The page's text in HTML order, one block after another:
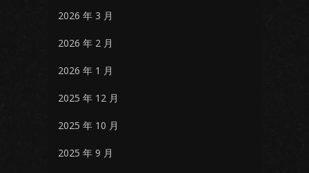
2026 年 3 月
2026 年 2 月
2026 年 1 月
2025 年 12 月
2025 年 10 月
2025 年 9 月